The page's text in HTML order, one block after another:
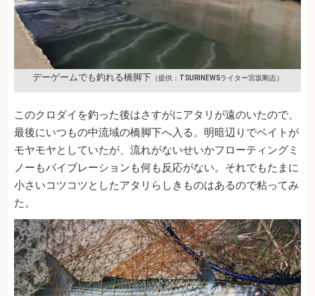
デーゲームでも釣れる橋脚下 （提供：TSURINEWSライター宮坂剛志）
このクロダイを釣った後はさすがにアタリが遠のいたので、
最後にいつもの中流域の橋脚下へ入る。明暗辺りでベイトが
モヤモヤとしていたが、流れがないせいかフローティングミ
ノーもバイブレーションも何も反応がない。それでもたまに
小さいコツコツとしたアタリらしきものはあるので粘ってみ
た。